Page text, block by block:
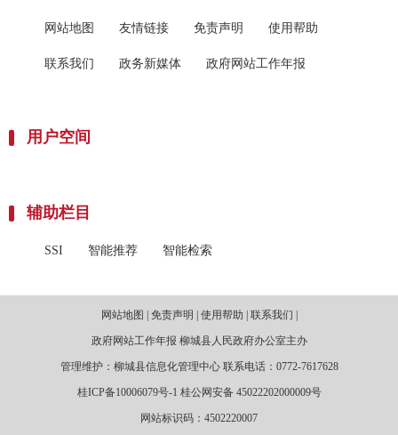
网站地图 友情链接 免责声明 使用帮助
联系我们 政务新媒体 政府网站工作年报
用户空间
辅助栏目
SSI 智能推荐 智能检索
网站地图 | 免责声明 | 使用帮助 | 联系我们 |
政府网站工作年报 柳城县人民政府办公室主办
管理维护：柳城县信息化管理中心 联系电话：0772-7617628
桂ICP备10006079号-1 桂公网安备 45022202000009号
网站标识码：4502220007